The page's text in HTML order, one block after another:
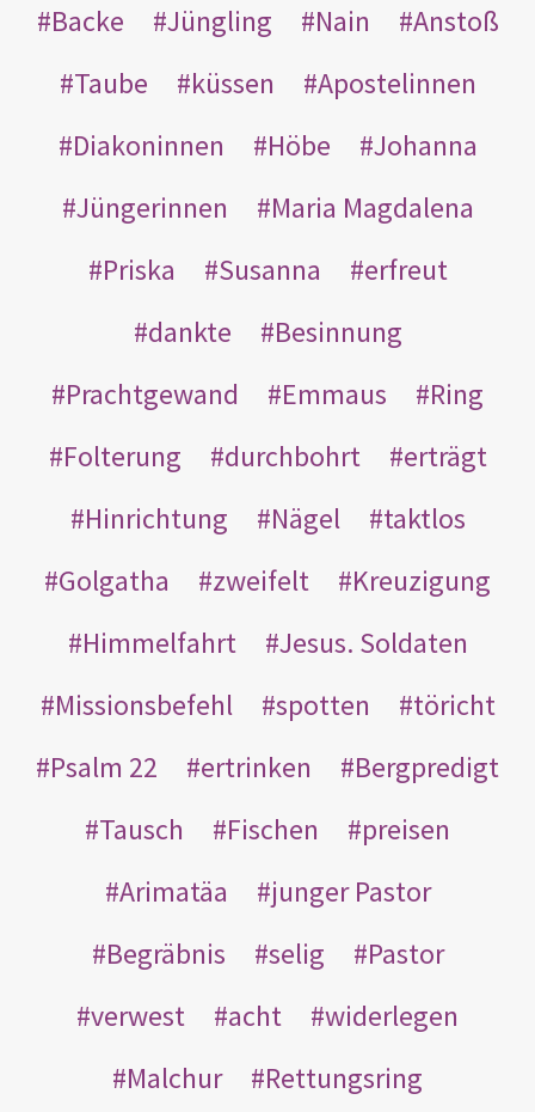
Backe
Jüngling Nain
Anstoß
Taube
küssen
Apostelinnen
Diakoninnen
Höbe
Johanna
Jüngerinnen
Maria Magdalena
Priska
Susanna
erfreut
dankte
Besinnung
Prachtgewand
Emmaus
Ring
Folterung
durchbohrt
erträgt
Hinrichtung
Nägel
taktlos
Golgatha
zweifelt
Kreuzigung
Himmelfahrt
Jesus. Soldaten
Missionsbefehl
spotten
töricht
Psalm 22
ertrinken
Bergpredigt
Tausch
Fischen
preisen
Arimatäa
junger Pastor
Begräbnis
selig
Pastor
verwest
acht
widerlegen
Malchur
Rettungsring